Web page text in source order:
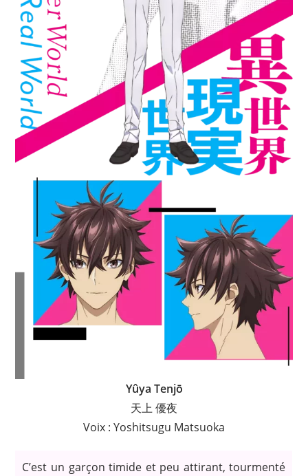
Yûya Tenjō
天上 優夜
Voix : Yoshitsugu Matsuoka
C’est un garçon timide et peu attirant, tourmenté